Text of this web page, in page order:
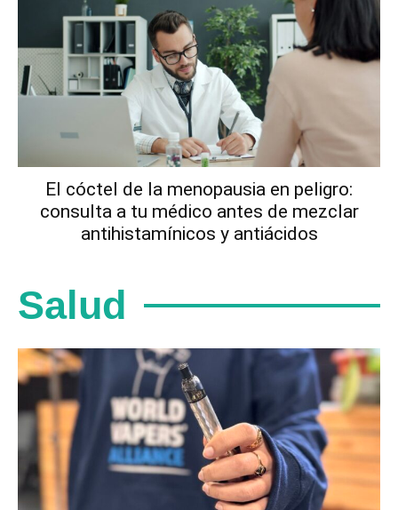
El cóctel de la menopausia en peligro:
consulta a tu médico antes de mezclar
antihistamínicos y antiácidos
Salud